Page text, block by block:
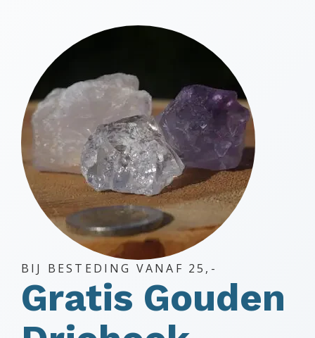
worden
de
productpagina
BIJ BESTEDING VANAF 25,-
Gratis Gouden